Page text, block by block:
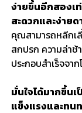
ง่ายขึ้นอีกสองเ
สะดวกและง่าย
คุณสามารถหลีกเ
สกปรก ความล่าช้
ประกอบสำเร็จจา
มั่นใจได้มากขึ้นเ
แข็งแรงและทน